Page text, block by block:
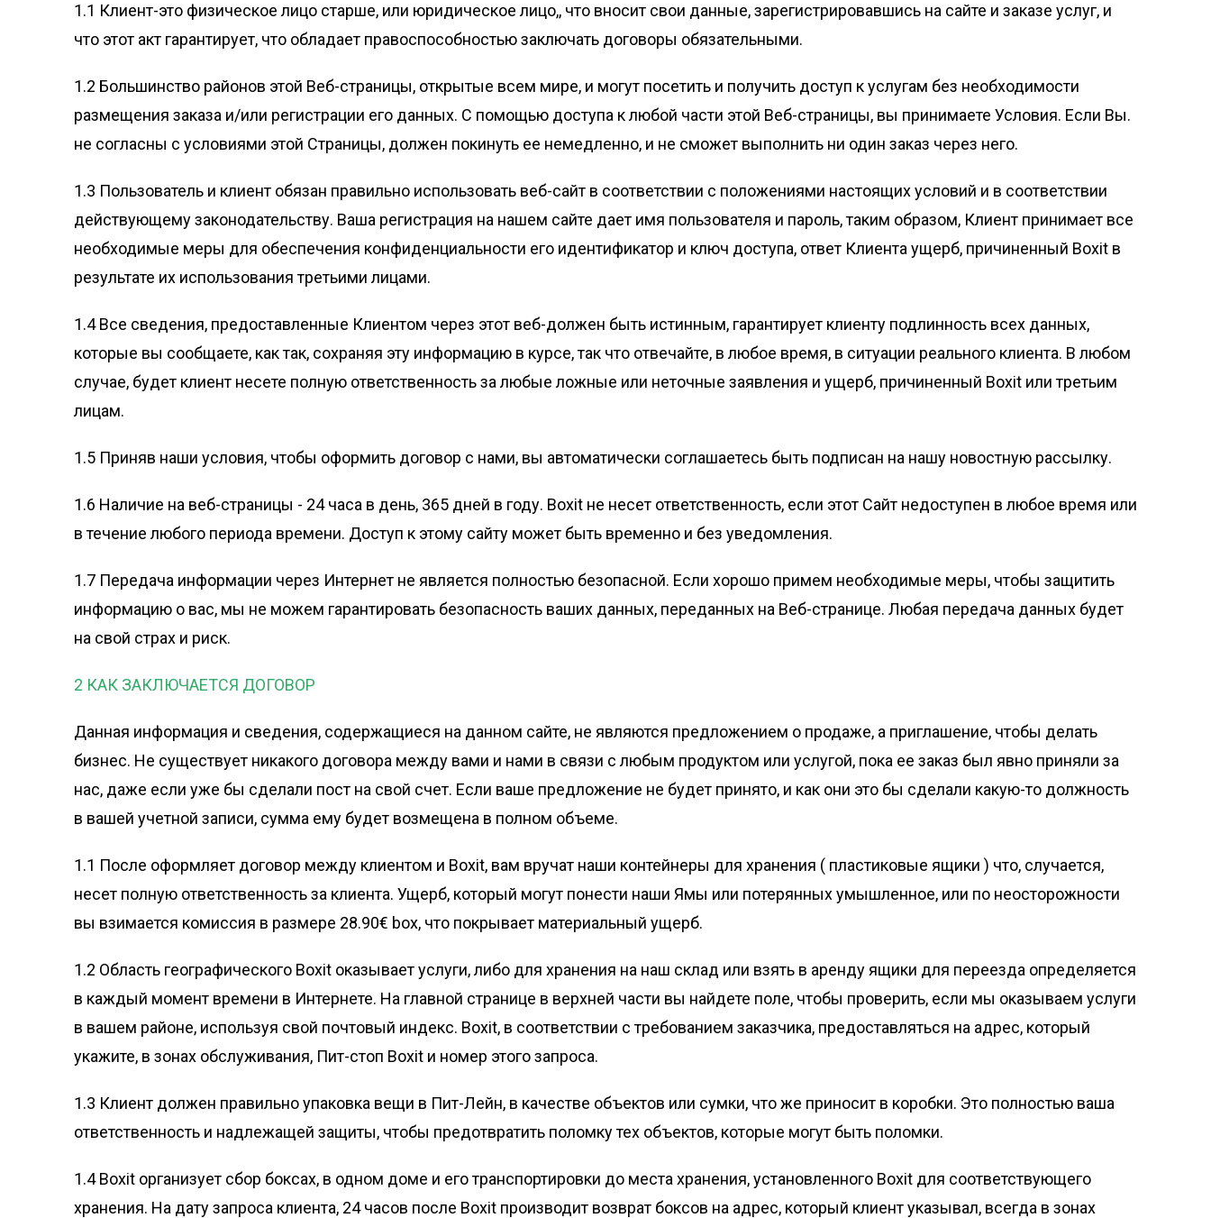
1.1 Клиент-это физическое лицо старше, или юридическое лицо,, что вносит свои данные, зарегистрировавшись на сайте и заказе услуг, и
что этот акт гарантирует, что обладает правоспособностью заключать договоры обязательными.
1.2 Большинство районов этой Веб-страницы, открытые всем мире, и могут посетить и получить доступ к услугам без необходимости
размещения заказа и/или регистрации его данных. С помощью доступа к любой части этой Веб-страницы, вы принимаете Условия. Если Вы.
не согласны с условиями этой Страницы, должен покинуть ее немедленно, и не сможет выполнить ни один заказ через него.
1.3 Пользователь и клиент обязан правильно использовать веб-сайт в соответствии с положениями настоящих условий и в соответствии
действующему законодательству. Ваша регистрация на нашем сайте дает имя пользователя и пароль, таким образом, Клиент принимает все
необходимые меры для обеспечения конфиденциальности его идентификатор и ключ доступа, ответ Клиента ущерб, причиненный Boxit в
результате их использования третьими лицами.
1.4 Все сведения, предоставленные Клиентом через этот веб-должен быть истинным, гарантирует клиенту подлинность всех данных,
которые вы сообщаете, как так, сохраняя эту информацию в курсе, так что отвечайте, в любое время, в ситуации реального клиента. В любом
случае, будет клиент несете полную ответственность за любые ложные или неточные заявления и ущерб, причиненный Boxit или третьим
лицам.
1.5 Приняв наши условия, чтобы оформить договор с нами, вы автоматически соглашаетесь быть подписан на нашу новостную рассылку.
1.6 Наличие на веб-страницы - 24 часа в день, 365 дней в году. Boxit не несет ответственность, если этот Сайт недоступен в любое время или
в течение любого периода времени. Доступ к этому сайту может быть временно и без уведомления.
1.7 Передача информации через Интернет не является полностью безопасной. Если хорошо примем необходимые меры, чтобы защитить
информацию о вас, мы не можем гарантировать безопасность ваших данных, переданных на Веб-странице. Любая передача данных будет
на свой страх и риск.
2 КАК ЗАКЛЮЧАЕТСЯ ДОГОВОР
Данная информация и сведения, содержащиеся на данном сайте, не являются предложением о продаже, а приглашение, чтобы делать
бизнес. Не существует никакого договора между вами и нами в связи с любым продуктом или услугой, пока ее заказ был явно приняли за
нас, даже если уже бы сделали пост на свой счет. Если ваше предложение не будет принято, и как они это бы сделали какую-то должность
в вашей учетной записи, сумма ему будет возмещена в полном объеме.
1.1 После оформляет договор между клиентом и Boxit, вам вручат наши контейнеры для хранения ( пластиковые ящики ) что, случается,
несет полную ответственность за клиента. Ущерб, который могут понести наши Ямы или потерянных умышленное, или по неосторожности
вы взимается комиссия в размере 28.90€ box, что покрывает материальный ущерб.
1.2 Область географического Boxit оказывает услуги, либо для хранения на наш склад или взять в аренду ящики для переезда определяется
в каждый момент времени в Интернете. На главной странице в верхней части вы найдете поле, чтобы проверить, если мы оказываем услуги
в вашем районе, используя свой почтовый индекс. Boxit, в соответствии с требованием заказчика, предоставляться на адрес, который
укажите, в зонах обслуживания, Пит-стоп Boxit и номер этого запроса.
1.3 Клиент должен правильно упаковка вещи в Пит-Лейн, в качестве объектов или сумки, что же приносит в коробки. Это полностью ваша
ответственность и надлежащей защиты, чтобы предотвратить поломку тех объектов, которые могут быть поломки.
1.4 Boxit организует сбор боксах, в одном доме и его транспортировки до места хранения, установленного Boxit для соответствующего
хранения. На дату запроса клиента, 24 часов после Boxit производит возврат боксов на адрес, который клиент указывал, всегда в зонах